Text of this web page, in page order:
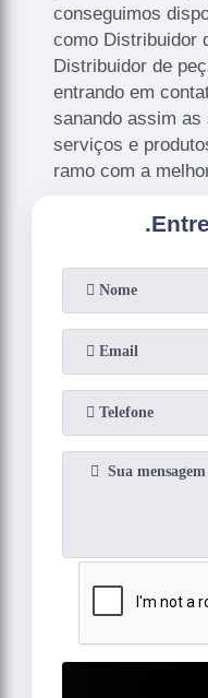
conseguimos
como Distribuidor
Distribuidor de
entrando em
sanando assim
serviços e
ramo com a
.